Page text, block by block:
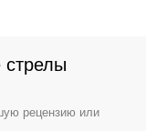
рецензию или